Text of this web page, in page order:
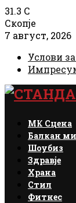
31.3 C
Скопје
7 август, 2026
Услови
Facebook
Instagram
Email
Rss
МК Сцена
Балкан
Шоубиз
Здравје
Храна
Стил
Фитнес